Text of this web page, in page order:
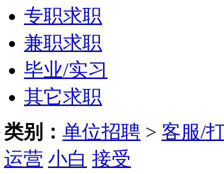
专职求职
兼职求职
毕业/实习
其它求职
类别： 单位招聘 > 客服/
运营 小白 接受